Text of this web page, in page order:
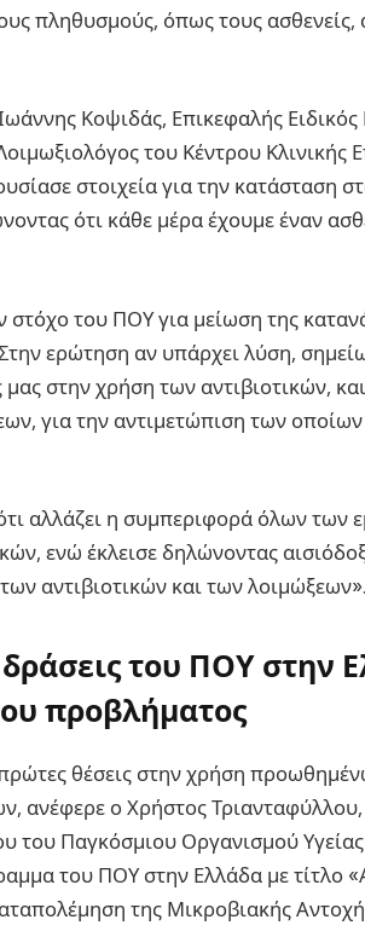
πληθυσμούς, όπως τους
Κοψιδάς, Επικεφαλής
του Κέντρου Κλινικής
στοιχεία για την κατάσταση
ότι κάθε μέρα έχουμε έναν
στόχο του ΠΟΥ για μείωση της
ερώτηση αν υπάρχει λύση,
στην χρήση των αντιβιοτικών,
για την αντιμετώπιση των
αλλάζει η συμπεριφορά όλων των
ενώ έκλεισε δηλώνοντας
αντιβιοτικών και των λοιμώξεων».
δράσεις του ΠΟΥ στην
προβλήματος
θέσεις στην χρήση
ανέφερε ο Χρήστος
του Παγκόσμιου Οργανισμού
του ΠΟΥ στην Ελλάδα με τίτλο
της Μικροβιακής